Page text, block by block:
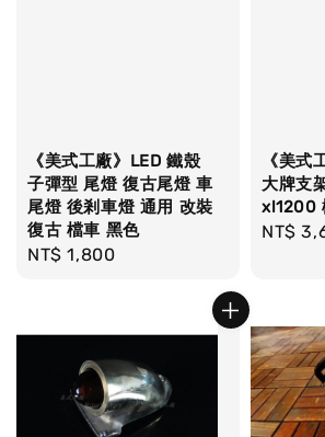
《美式工廠》LED 鐵殼
子彈型 尾燈 復古尾燈 車
尾燈 後剎車燈 通用 改裝
復古 檔車 黑色
Regular
NT$ 1,800
《美
大牌支
xl1200
NT$